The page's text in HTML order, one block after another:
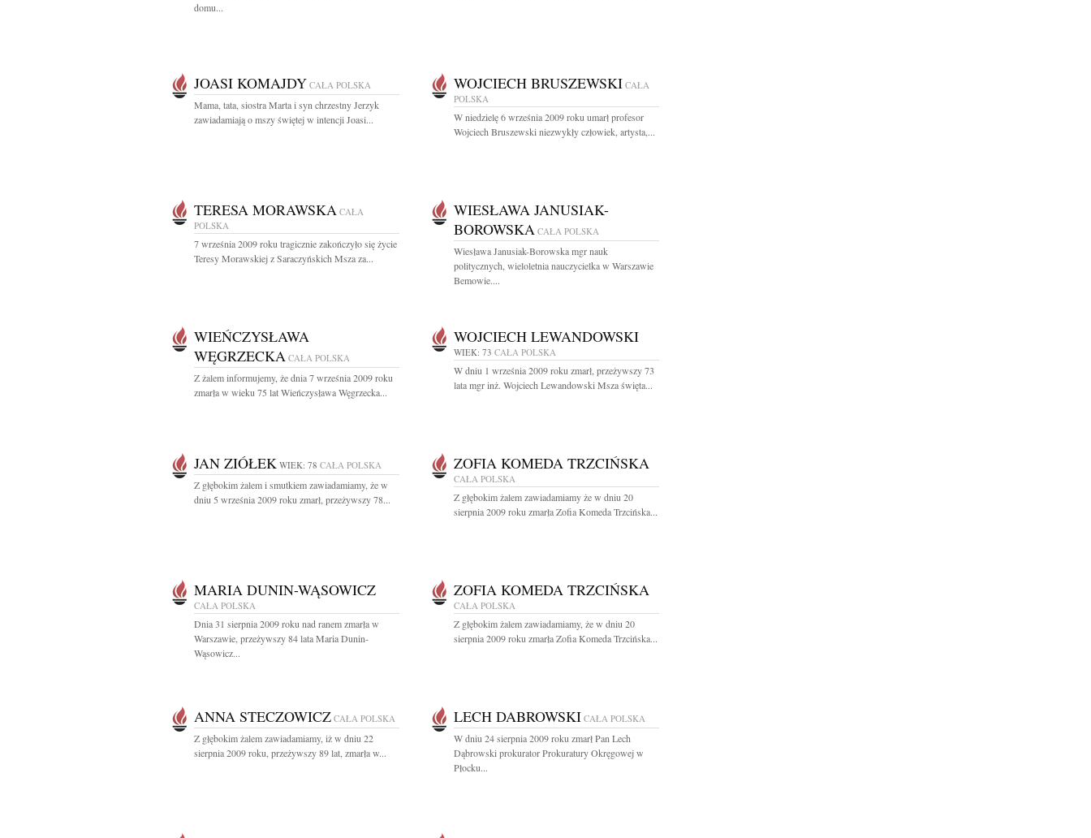
domu...
JOASI KOMAJDY CAŁA POLSKA
Mama, tata, siostra Marta i syn chrzestny Jerzyk
zawiadamiają o mszy świętej w intencji Joasi...
WOJCIECH BRUSZEWSKI CAŁA
POLSKA
W niedzielę 6 września 2009 roku umarł profesor
Wojciech Bruszewski niezwykły człowiek, artysta,...
TERESA MORAWSKA CAŁA
POLSKA
7 września 2009 roku tragicznie zakończyło się życie
Teresy Morawskiej z Saraczyńskich Msza za...
WIESŁAWA JANUSIAK-
BOROWSKA CAŁA POLSKA
Wiesława Janusiak-Borowska mgr nauk
politycznych, wieloletnia nauczycielka w Warszawie
Bemowie....
WIEŃCZYSŁAWA
WĘGRZECKA CAŁA POLSKA
Z żalem informujemy, że dnia 7 września 2009 roku
zmarła w wieku 75 lat Wieńczysława Węgrzecka...
WOJCIECH LEWANDOWSKI
WIEK: 73 CAŁA POLSKA
W dniu 1 września 2009 roku zmarł, przeżywszy 73
lata mgr inż. Wojciech Lewandowski Msza święta...
JAN ZIÓŁEK WIEK: 78 CAŁA POLSKA
Z głębokim żalem i smutkiem zawiadamiamy, że w
dniu 5 września 2009 roku zmarł, przeżywszy 78...
ZOFIA KOMEDA TRZCIŃSKA
CAŁA POLSKA
Z głębokim żalem zawiadamiamy że w dniu 20
sierpnia 2009 roku zmarła Zofia Komeda Trzcińska...
MARIA DUNIN-WĄSOWICZ
CAŁA POLSKA
Dnia 31 sierpnia 2009 roku nad ranem zmarła w
Warszawie, przeżywszy 84 lata Maria Dunin-
Wąsowicz...
ZOFIA KOMEDA TRZCIŃSKA
CAŁA POLSKA
Z głębokim żalem zawiadamiamy, że w dniu 20
sierpnia 2009 roku zmarła Zofia Komeda Trzcińska...
ANNA STECZOWICZ CAŁA POLSKA
Z głębokim żalem zawiadamiamy, iż w dniu 22
sierpnia 2009 roku, przeżywszy 89 lat, zmarła w...
LECH DABROWSKI CAŁA POLSKA
W dniu 24 sierpnia 2009 roku zmarł Pan Lech
Dąbrowski prokurator Prokuratury Okręgowej w
Płocku...